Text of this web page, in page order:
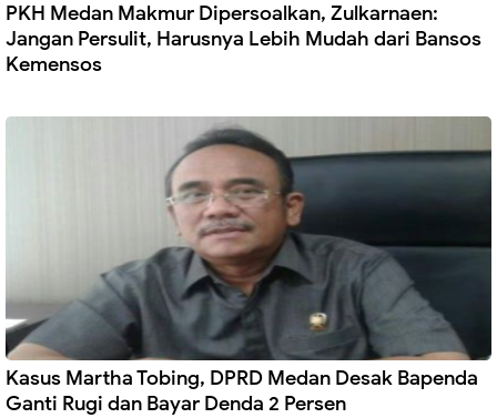
PKH Medan Makmur Dipersoalkan, Zulkarnaen:
Jangan Persulit, Harusnya Lebih Mudah dari Bansos
Kemensos
Kasus Martha Tobing, DPRD Medan Desak Bapenda
Ganti Rugi dan Bayar Denda 2 Persen